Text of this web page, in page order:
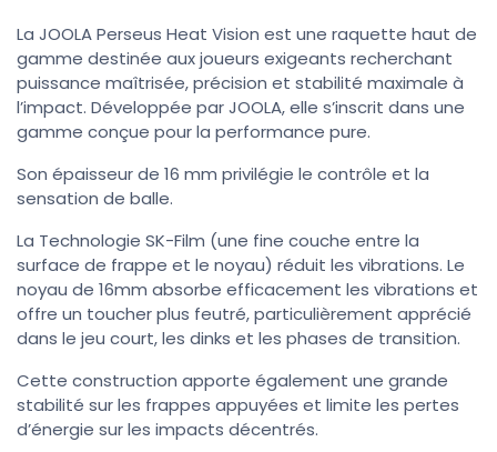
La JOOLA Perseus Heat Vision est une raquette haut de
gamme destinée aux joueurs exigeants recherchant
puissance maîtrisée, précision et stabilité maximale à
l’impact. Développée par JOOLA, elle s’inscrit dans une
gamme conçue pour la performance pure.
Son épaisseur de 16 mm privilégie le contrôle et la
sensation de balle.
La Technologie SK-Film (une fine couche entre la
surface de frappe et le noyau) réduit les vibrations. Le
noyau de 16mm absorbe efficacement les vibrations et
offre un toucher plus feutré, particulièrement apprécié
dans le jeu court, les dinks et les phases de transition.
Cette construction apporte également une grande
stabilité sur les frappes appuyées et limite les pertes
d’énergie sur les impacts décentrés.